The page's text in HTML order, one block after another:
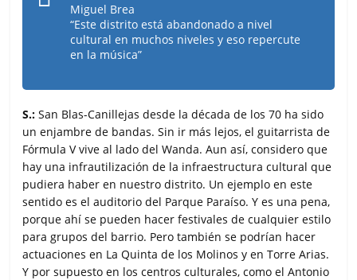
Miguel Brea
“Este distrito está abandonado a nivel
cultural en muchos niveles y eso repercute
en la música”
S.: San Blas-Canillejas desde la década de los 70 ha sido
un enjambre de bandas. Sin ir más lejos, el guitarrista de
Fórmula V vive al lado del Wanda. Aun así, considero que
hay una infrautilización de la infraestructura cultural que
pudiera haber en nuestro distrito. Un ejemplo en este
sentido es el auditorio del Parque Paraíso. Y es una pena,
porque ahí se pueden hacer festivales de cualquier estilo
para grupos del barrio. Pero también se podrían hacer
actuaciones en La Quinta de los Molinos y en Torre Arias.
Y por supuesto en los centros culturales, como el Antonio